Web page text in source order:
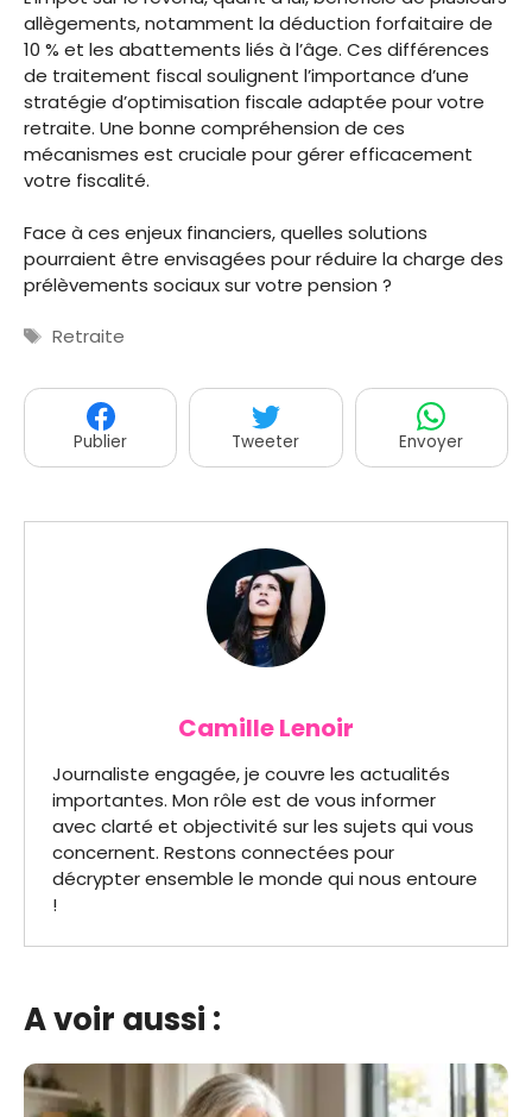
allègements, notamment la déduction forfaitaire de
10 % et les abattements liés à l’âge. Ces différences
de traitement fiscal soulignent l’importance d’une
stratégie d’optimisation fiscale adaptée pour votre
retraite. Une bonne compréhension de ces
mécanismes est cruciale pour gérer efficacement
votre fiscalité.
Face à ces enjeux financiers, quelles solutions
pourraient être envisagées pour réduire la charge des
prélèvements sociaux sur votre pension ?
Étiquettes
Retraite
Publier Tweeter Envoyer
Camille Lenoir
Journaliste engagée, je couvre les actualités
importantes. Mon rôle est de vous informer
avec clarté et objectivité sur les sujets qui vous
concernent. Restons connectées pour
décrypter ensemble le monde qui nous entoure
!
A voir aussi :